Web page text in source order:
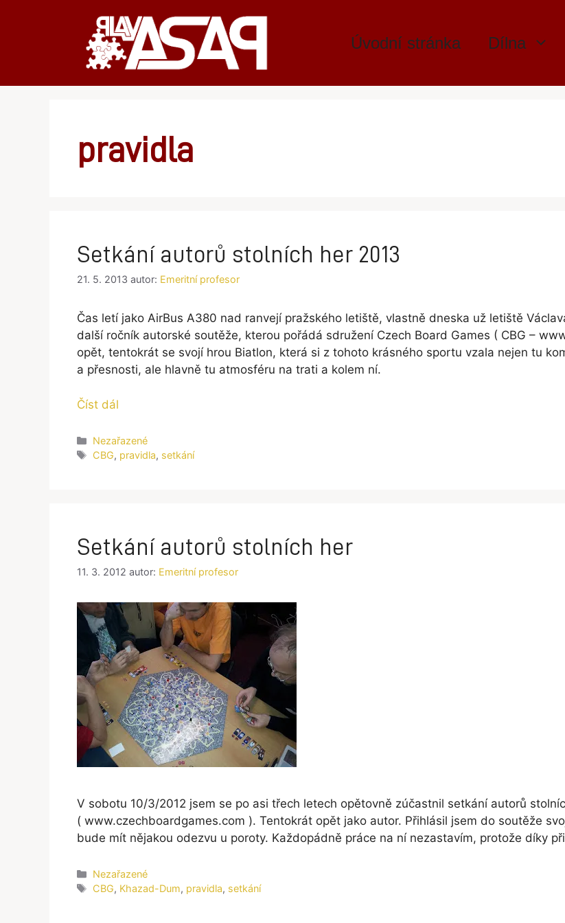
Úvodní stránka Dílna
pravidla
Setkání autorů stolních her 2013
21. 5. 2013 autor: Emeritní profesor
Čas letí jako AirBus A380 nad ranvejí pražského letiště, vlastně dneska už letiště
další ročník autorské soutěže, kterou pořádá sdružení Czech Board Games ( CBG –
opět, tentokrát se svojí hrou Biatlon, která si z tohoto krásného sportu vzala nejen tu
a přesnosti, ale hlavně tu atmosféru na trati a kolem ní.
Číst dál
Rubriky
Nezařazené
Štítky
CBG, pravidla, setkání
Setkání autorů stolních her
11. 3. 2012 autor: Emeritní profesor
V sobotu 10/3/2012 jsem se po asi třech letech opětovně zúčastnil setkání autorů
( www.czechboardgames.com ). Tentokrát opět jako autor. Přihlásil jsem do soutěže
bude mít nějakou odezvu u poroty. Každopádně práce na ní nezastavím, protože díky
Rubriky
Nezařazené
Štítky
CBG, Khazad-Dum, pravidla, setkání